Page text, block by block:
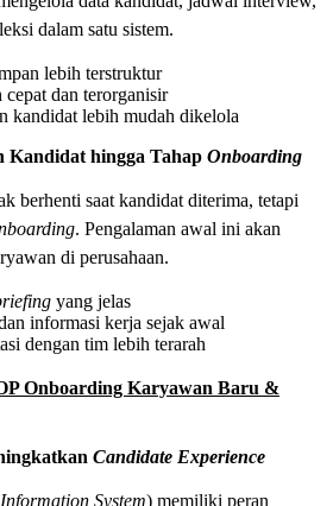
dalam satu sistem.
lebih terstruktur
cepat dan terorganisir
kandidat lebih mudah dikelola
Kandidat hingga Tahap Onboarding
berhenti saat kandidat diterima, tetapi
. Pengalaman awal ini akan
di perusahaan.
yang jelas
informasi kerja sejak awal
dengan tim lebih terarah
Onboarding Karyawan Baru &
Candidate Experience
System) memiliki peran